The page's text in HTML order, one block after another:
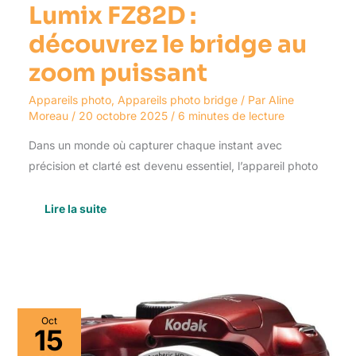
Lumix FZ82D :
découvrez le bridge au
zoom puissant
Appareils photo, Appareils photo bridge/ Par Aline
Moreau / 20 octobre 2025 / 6 minutes de lecture
Dans un monde où capturer chaque instant avec
précision et clarté est devenu essentiel, l’appareil photo
Lire la suite
Oct
15
Test
du
Kodak